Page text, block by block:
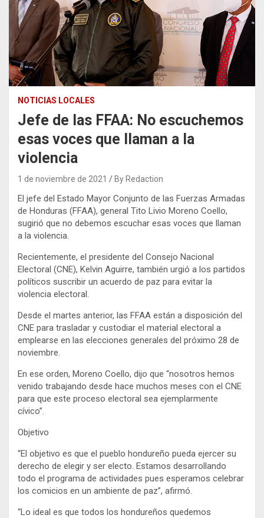
NOTICIAS LOCALES
Jefe de las FFAA: No escuchemos
esas voces que llaman a la
violencia
1 de noviembre de 2021 By Redaction
El jefe del Estado Mayor Conjunto de las Fuerzas Armadas
de Honduras (FFAA), general Tito Livio Moreno Coello,
sugirió que no debemos escuchar esas voces que llaman
a la violencia.
Recientemente, el presidente del Consejo Nacional
Electoral (CNE), Kelvin Aguirre, también urgió a los partidos
políticos suscribir un acuerdo de paz para evitar la
violencia electoral.
Desde el martes anterior, las FFAA están a disposición del
CNE para trasladar y custodiar el material electoral a
emplearse en las elecciones generales del próximo 28 de
noviembre.
En ese orden, Moreno Coello, dijo que “nosotros hemos
venido trabajando desde hace muchos meses con el CNE
para que este proceso electoral sea ejemplarmente
cívico”.
Objetivo
“El objetivo es que el pueblo hondureño pueda ejercer su
derecho de elegir y ser electo. Estamos desarrollando
todo el programa de actividades pues esperamos celebrar
los comicios en un ambiente de paz”, afirmó.
“Lo ideal es que todos los hondureños quedemos